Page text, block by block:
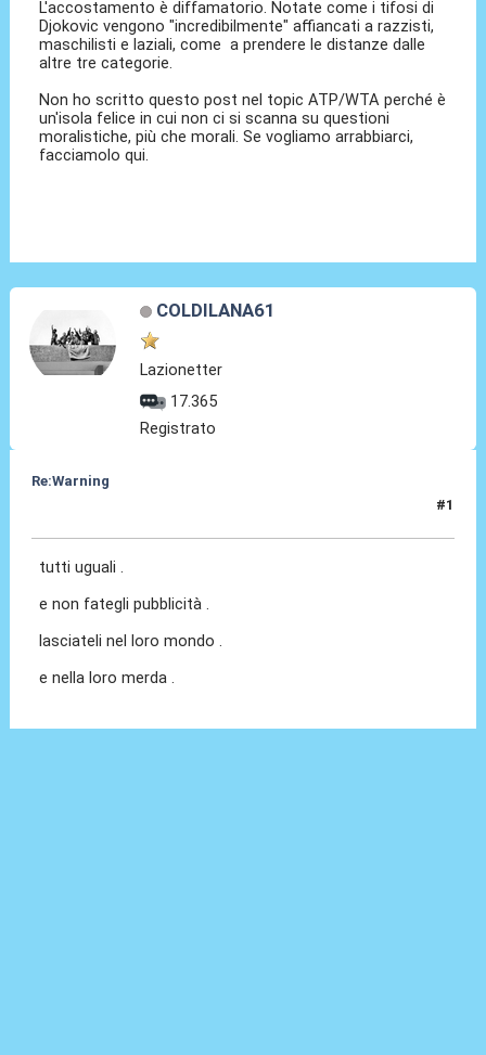
L'accostamento è diffamatorio. Notate come i tifosi di
Djokovic vengono "incredibilmente" affiancati a razzisti,
maschilisti e laziali, come a prendere le distanze dalle
altre tre categorie.
Non ho scritto questo post nel topic ATP/WTA perché è
un'isola felice in cui non ci si scanna su questioni
moralistiche, più che morali. Se vogliamo arrabbiarci,
facciamolo qui.
COLDILANA61
Lazionetter
17.365
Registrato
Re:Warning
#1
tutti uguali .
e non fategli pubblicità .
lasciateli nel loro mondo .
e nella loro merda .